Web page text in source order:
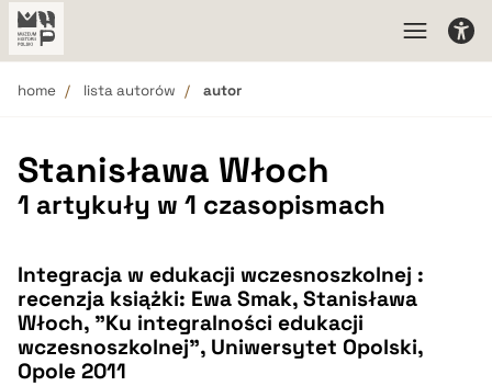
home lista autorów autor
Stanisława Włoch
1 artykuły w 1 czasopismach
Integracja w edukacji wczesnoszkolnej :
recenzja książki: Ewa Smak, Stanisława
Włoch, "Ku integralności edukacji
wczesnoszkolnej", Uniwersytet Opolski,
Opole 2011